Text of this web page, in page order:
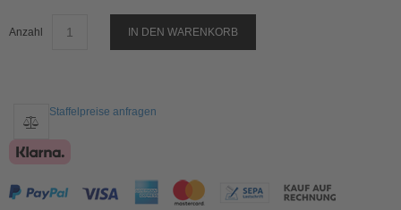
Anzahl IN DEN WARENKORB
Staffelpreise anfragen